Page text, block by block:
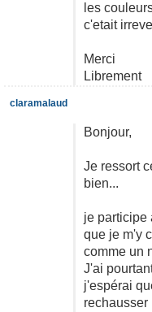
les
c'etait
Merci
Librement
Bonjour,
Je ressort
bien...
je participe
que je m'y
comme un
J'ai
j'espérai
rechausser
claramalaud